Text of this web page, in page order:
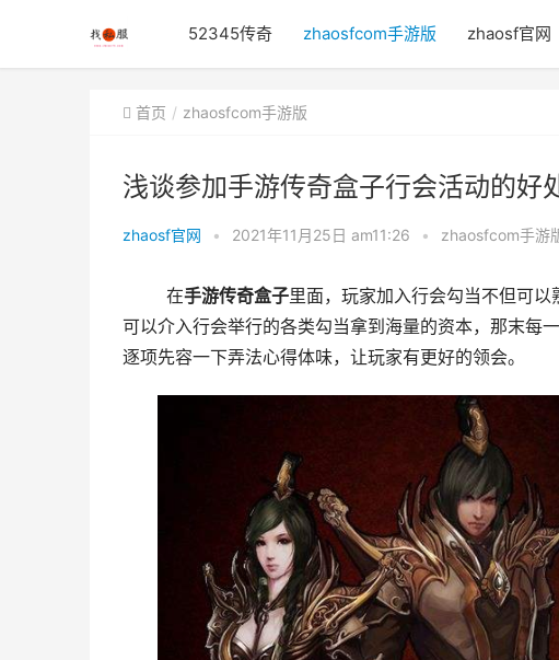
52345传奇 zhaosfcom手游版 zhaosf官网
首页 zhaosfcom手游版
浅谈参加手游传奇盒子行会活动的好
zhaosf官网 • 2021年11月25日 am11:26 • zhaosfcom手游
	在
手游传奇盒子里面，玩家加入行会勾当不但可
可以介入行会举行的各类勾当拿到海量的资本，那末每
逐项先容一下弄法心得体味，让玩家有更好的领会。